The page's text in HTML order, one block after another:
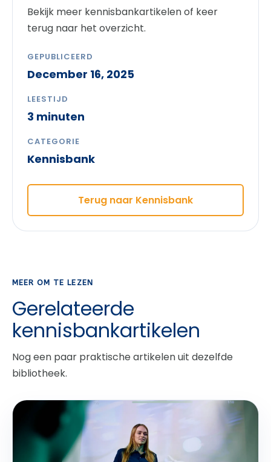
Bekijk meer kennisbankartikelen of keer
terug naar het overzicht.
GEPUBLICEERD
December 16, 2025
LEESTIJD
3 minuten
CATEGORIE
Kennisbank
Terug naar Kennisbank
MEER OM TE LEZEN
Gerelateerde
kennisbankartikelen
Nog een paar praktische artikelen uit dezelfde
bibliotheek.